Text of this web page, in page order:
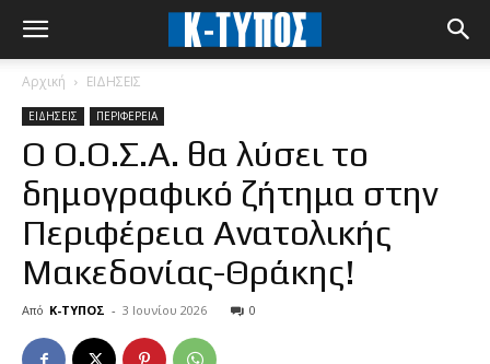
Αρχική ΕΙΔΗΣΕΙΣ
ΕΙΔΗΣΕΙΣ ΠΕΡΙΦΕΡΕΙΑ
Ο Ο.Ο.Σ.Α. θα λύσει το
δημογραφικό ζήτημα στην
Περιφέρεια Ανατολικής
Μακεδονίας-Θράκης!
Από Κ-ΤΥΠΟΣ - 3 Ιουνίου 2026 0